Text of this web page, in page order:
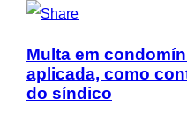
Multa em
aplicada, como
do síndico